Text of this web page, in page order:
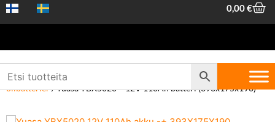
0,00€
Hem /Fordonstillbehör 12V fordonsbatterier
bilbatterier/ Yuasa YBX5020 – 12V 110Ah batteri (393x175x190)